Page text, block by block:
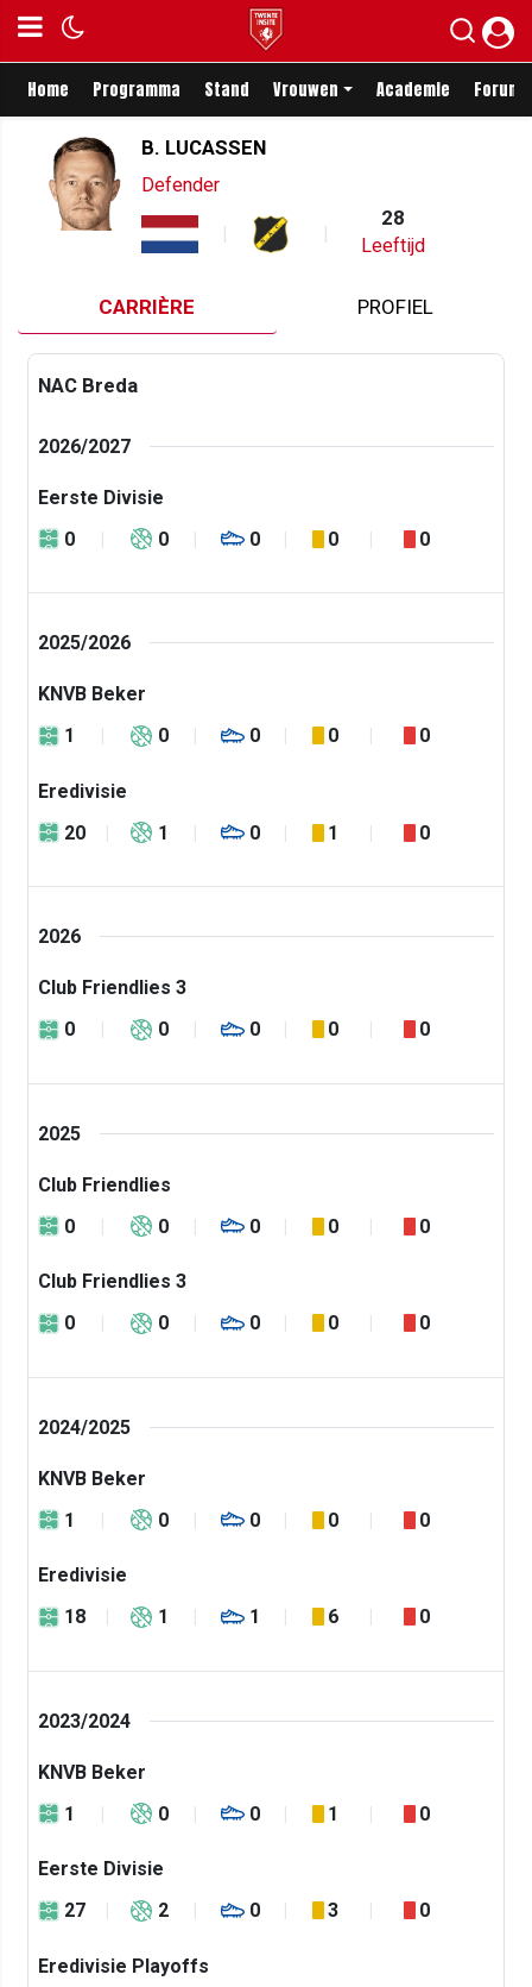
Home Programma Stand Vrouwen Academie Forum
B. LUCASSEN
Defender
28
Leeftijd
CARRIÈRE PROFIEL
NAC Breda
2026/2027
Eerste Divisie
0
0 0 0 0
2025/2026
KNVB Beker
1
0 0 0 0
Eredivisie
20
1 0 1 0
2026
Club Friendlies 3
0
0 0 0 0
2025
Club Friendlies
0
0 0 0 0
Club Friendlies 3
0
0 0 0 0
2024/2025
KNVB Beker
1
0 0 0 0
Eredivisie
18
1 1 6 0
2023/2024
KNVB Beker
1
0 0 1 0
Eerste Divisie
27
2 0 3 0
Eredivisie Playoffs